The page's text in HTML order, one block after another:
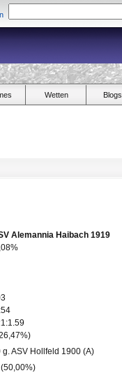
Wetten Blogs
Alemannia Haibach 1919
g. ASV Hollfeld 1900 (A)